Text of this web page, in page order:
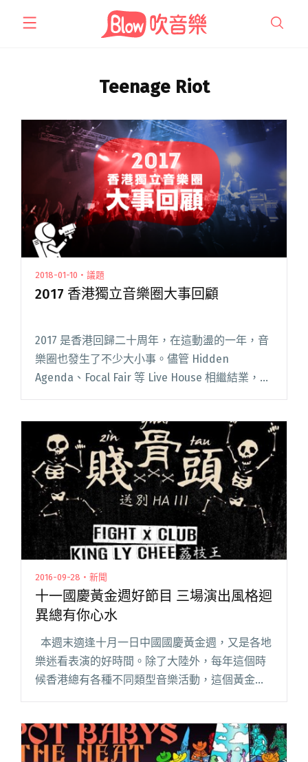
Teenage Riot
2018-01-10・議題
2017 香港獨立音樂圈大事回顧
2017 是香港回歸二十周年，在這動盪的一年，音
樂圈也發生了不少大小事。儘管 Hidden
Agenda、Focal Fair 等 Live House 相繼結業，獨
立樂團越來越難找到可以合理並合法演出的場
"2017 香港獨立音樂圈大事回顧"
2016-09-28・新聞
十一國慶黃金週好節目 三場演出風格迴
異總有你心水
本週末適逢十月一日中國國慶黃金週，又是各地
樂迷看表演的好時間。除了大陸外，每年這個時
候香港總有各種不同類型音樂活動，這個黃金週
獨立音樂會也不容閱讀全文 "十一國慶黃金週好
節目 三場演出風格迴異總有你心水"